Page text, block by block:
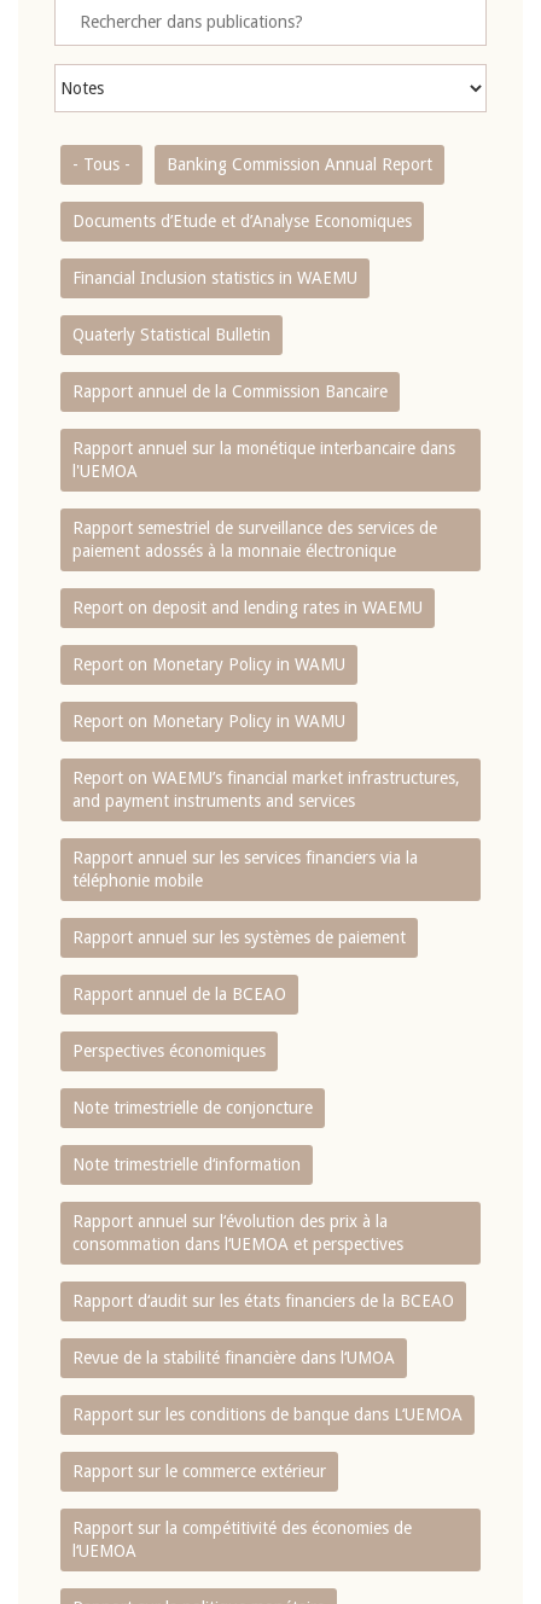
- Tous - Banking Commission Annual Report
Documents d’Etude et d’Analyse Economiques
Financial Inclusion statistics in WAEMU
Quaterly Statistical Bulletin
Rapport annuel de la Commission Bancaire
Rapport annuel sur la monétique interbancaire dans
l'UEMOA
Rapport semestriel de surveillance des services de
paiement adossés à la monnaie électronique
Report on deposit and lending rates in WAEMU
Report on Monetary Policy in WAMU
Report on Monetary Policy in WAMU
Report on WAEMU’s financial market infrastructures,
and payment instruments and services
Rapport annuel sur les services financiers via la
téléphonie mobile
Rapport annuel sur les systèmes de paiement
Rapport annuel de la BCEAO
Perspectives économiques
Note trimestrielle de conjoncture
Note trimestrielle d‘information
Rapport annuel sur l‘évolution des prix à la
consommation dans l‘UEMOA et perspectives
Rapport d‘audit sur les états financiers de la BCEAO
Revue de la stabilité financière dans l‘UMOA
Rapport sur les conditions de banque dans L‘UEMOA
Rapport sur le commerce extérieur
Rapport sur la compétitivité des économies de
l‘UEMOA